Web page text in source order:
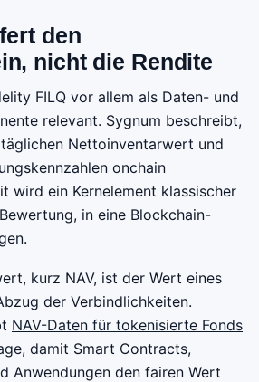
den
nicht die Rendite
FILQ vor allem als Daten- und
relevant. Sygnum beschreibt,
Nettoinventarwert und
onchain
wird ein Kernelement klassischer
in eine Blockchain-
kurz NAV, ist der Wert eines
der Verbindlichkeiten.
NAV-Daten für tokenisierte Fonds
damit Smart Contracts,
Anwendungen den fairen Wert